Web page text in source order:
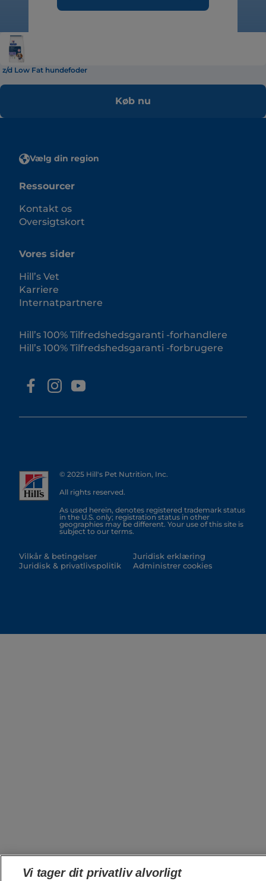
z/d Low Fat hundefoder
Køb nu
Vælg din region
Ressourcer
Kontakt os
Oversigtskort
Vores sider
Hill’s Vet
Karriere
Internatpartnere
Hill’s 100% Tilfredshedsgaranti -forhandlere
Hill’s 100% Tilfredshedsgaranti -forbrugere
© 2025 Hill's Pet Nutrition, Inc.
All rights reserved.
As used herein, denotes registered trademark status
in the U.S. only; registration status in other
geographies may be different. Your use of this site is
subject to our terms.
Vilkår & betingelser
Juridisk & privatlivspolitik
Juridisk erklæring
Administrer cookies
Vi tager dit privatliv alvorligt